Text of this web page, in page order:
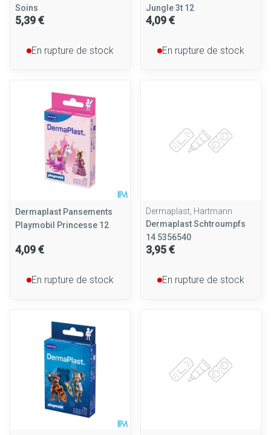
Soins
5,39 €
En rupture de stock
Jungle 3t 12
4,09 €
En rupture de stock
Dermaplast Pansements
Playmobil Princesse 12
4,09 €
En rupture de stock
Dermaplast, Hartmann
Dermaplast Schtroumpfs
14 5356540
3,95 €
En rupture de stock